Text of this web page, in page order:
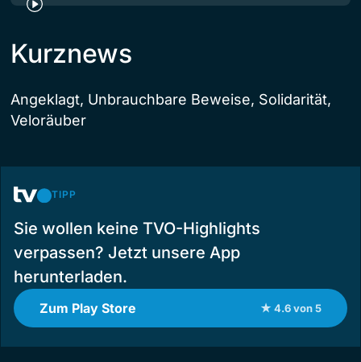
Kurznews
Angeklagt, Unbrauchbare Beweise, Solidarität,
Veloräuber
TIPP
Sie wollen keine TVO-Highlights
verpassen? Jetzt unsere App
herunterladen.
Zum Play Store ★ 4.6 von 5